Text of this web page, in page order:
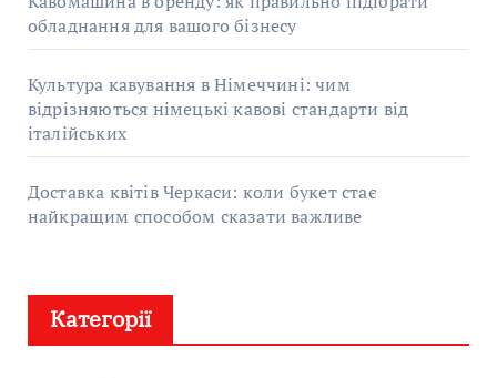
обладнання для вашого бізнесу
Культура кавування в Німеччині: чим
відрізняються німецькі кавові стандарти від
італійських
Доставка квітів Черкаси: коли букет стає
найкращим способом сказати важливе
Категорії